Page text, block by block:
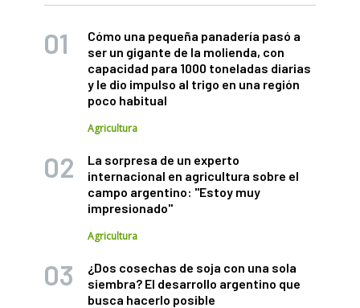
Cómo una pequeña panadería pasó a
ser un gigante de la molienda, con
capacidad para 1000 toneladas diarias
y le dio impulso al trigo en una región
poco habitual
Agricultura
La sorpresa de un experto
internacional en agricultura sobre el
campo argentino: "Estoy muy
impresionado"
Agricultura
¿Dos cosechas de soja con una sola
siembra? El desarrollo argentino que
busca hacerlo posible